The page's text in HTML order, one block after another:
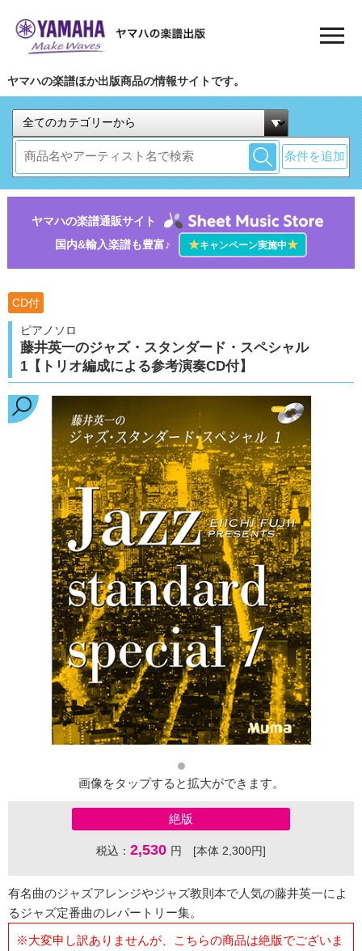
ヤマハの楽譜ほか出版商品の情報サイトです。
条件を追加
ヤマハの楽譜通販サイト
国内&輸入楽譜も豊富♪
★キャンペーン実施中★
CD付
ピアノソロ
藤井英一のジャズ・スタンダード・スペシャル
1【トリオ編成による参考演奏CD付】
画像をタップすると拡大ができます。
絶版
税込： 2,530 円 [本体 2,300円]
有名曲のジャズアレンジやジャズ教則本で人気の藤井英一によ
るジャズ定番曲のレパートリー集。
※大変申し訳ありませんが、こちらの商品は絶版でございま